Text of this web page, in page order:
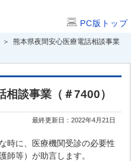
PC版トップ
＞ 熊本県夜間安心医療電話相談事業
談事業（＃7400）
最終更新日：2022年4月21日
時に、医療機関受診の必要性
師等）が助言します。